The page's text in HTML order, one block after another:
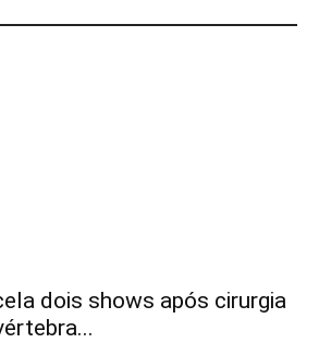
dois shows após cirurgia